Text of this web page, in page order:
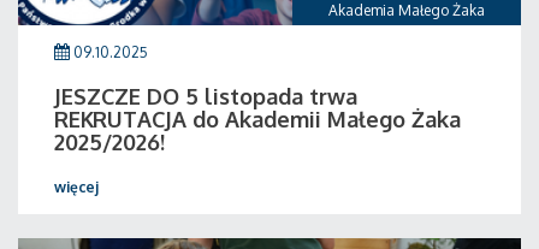
Akademia Małego Żaka
09.10.2025
JESZCZE DO 5 listopada trwa
REKRUTACJA do Akademii Małego Żaka
2025/2026!
więcej